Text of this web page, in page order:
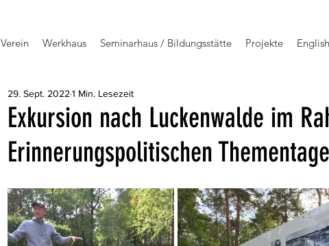
Verein Werkhaus Seminarhaus / Bildungsstätte Projekte English
Exkursion nach Luckenwalde im
Erinnerungspolitischen Thementage
29. Sept. 2022 1 Min. Lesezeit